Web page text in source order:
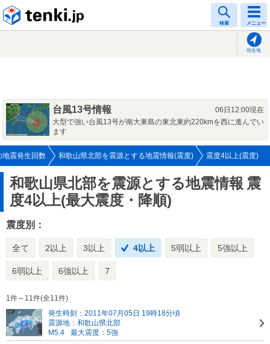
検索 メニュー
現在地
台風13号情報
06日12:00現在
大型で強い台風13号が南大東島の東北東約220kmを西に進んでい
ます
地震発生回数 和歌山県北部を震源とする地震情報(震度) 震度4以上(震度)
和歌山県北部を震源とする地震情報 震
度4以上(最大震度・降順)
震度別：
全て 2以上 3以上 4以上 5弱以上 5強以上
6弱以上 6強以上 7
1件～11件(全11件)
発生時刻：2011年07月05日 19時18分頃
震源地：和歌山県北部
M5.4
最大震度：5強